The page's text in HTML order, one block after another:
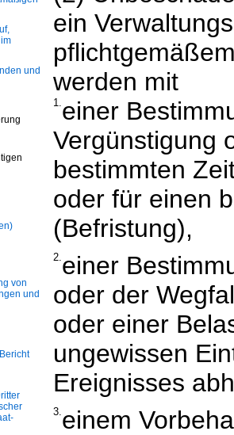
ein
werden mit
1.einer
Vergünstigung
bestimmten
oder für einen
(Befristung),
2.einer
oder der
oder einer
ungewissen
Ereignisses
3.einem
und
von
und